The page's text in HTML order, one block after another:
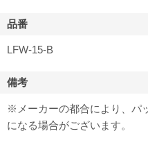
品番
LFW-15-B
備考
※メーカーの都合により、パ
になる場合がございます。